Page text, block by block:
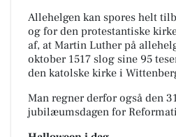
Allehelgen kan spores helt
og for den protestantiske
af, at Martin Luther på
oktober 1517 slog sine 95
den katolske kirke i
Man regner derfor også den
jubilæumsdagen for